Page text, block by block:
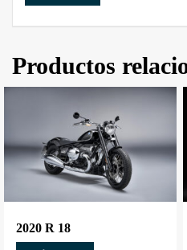
Productos
2020 R 18